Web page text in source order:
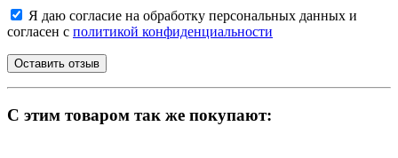
Я даю согласие на обработку персональных данных и
согласен с политикой конфиденциальности
C этим товаром так же покупают: